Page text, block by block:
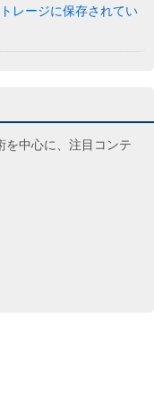
レージに保存されてい
を中心に、注目コンテ